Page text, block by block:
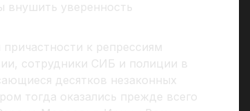
внушить уверенность
к репрессиям
сотрудники СИБ и полиции в
десятков незаконных
тогда оказались прежде всего